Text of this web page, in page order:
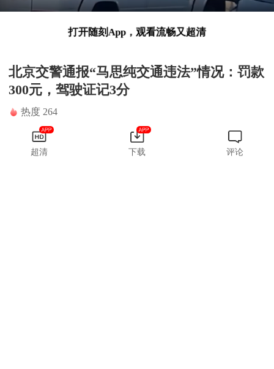
打开随刻App，观看流畅又超清
北京交警通报“马思纯交通违法”情况：罚款
300元，驾驶证记3分
热度 264
超清 下载 评论